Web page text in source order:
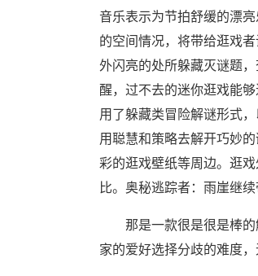
音乐表示为节拍舒缓的漂
的空间情况，将带给逛戏
外闪亮的处所躲藏灭谜题
醒，过不去的迷你逛戏能
用了躲藏类冒险解谜形式
用聪慧和策略去解开巧妙
彩的逛戏壁纸等周边。逛
比。奥秘逃踪者：雨崖继
那是一款很是很是棒的
家的爱好选择分歧的难度